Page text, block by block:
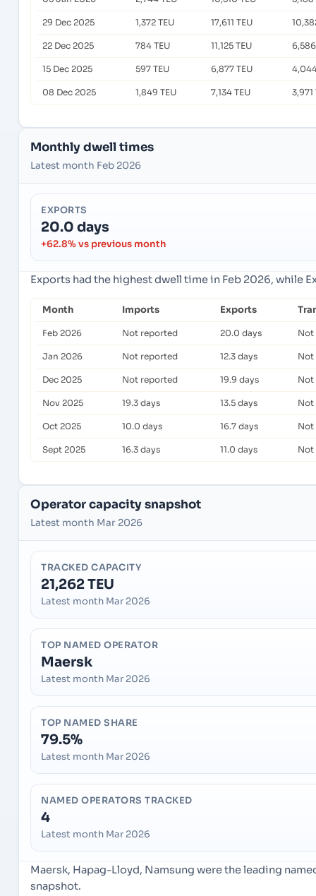
29 Dec 2025 1,372 TEU 17,611 TEU
22 Dec 2025 784 TEU 11,125 TEU
15 Dec 2025 597 TEU 6,877 TEU
08 Dec 2025 1,849 TEU 7,134 TEU 3,971
Monthly dwell times
Latest month Feb 2026
EXPORTS
20.0 days
+62.8% vs previous month
Exports had the highest dwell time in Feb 2026, while
Month Imports Exports
Feb 2026 Not reported 20.0 days Not
Jan 2026 Not reported 12.3 days Not
Dec 2025 Not reported 19.9 days Not
Nov 2025 19.3 days 13.5 days Not
Oct 2025 10.0 days 16.7 days Not
Sept 2025 16.3 days 11.0 days Not
Operator capacity snapshot
Latest month Mar 2026
TRACKED CAPACITY
21,262 TEU
Latest month Mar 2026
TOP NAMED OPERATOR
Maersk
Latest month Mar 2026
TOP NAMED SHARE
79.5%
Latest month Mar 2026
NAMED OPERATORS TRACKED
4
Latest month Mar 2026
Maersk, Hapag-Lloyd, Namsung were the leading
snapshot.